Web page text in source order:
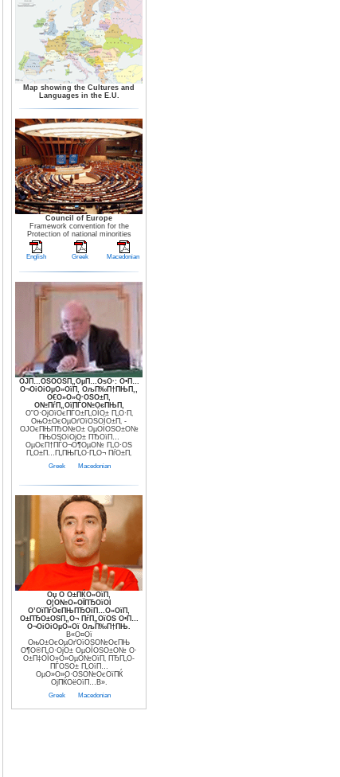
Map showing the Cultures and
Languages in the E.U.
Council of Europe
Framework convention for the
Protection of national minorities
English Greek Macedonian
ОЈП…ОЅО­ОЅП„ОµП…ОѕО·: О•П…
О¬ОіОіОµО»ОїП‚ ОљП‰П†ПЊП‚,
О€О»О»О·ОЅО±П‚
О№ПѓП„ОїПЃО№ОєПЊП‚
О”О·ОјОїОєПЃО±П„ОЇО± П„О·П‚
ОњО±ОєОµОґОїОЅОЇО±П‚ -
ОЈОєПЊПЂО№О± ОµОЇОЅО±О№
ПЊОЅОїОјО± ПЂОїП…
ОµОєП†ПЃО¬О¶ОµО№ П„О·ОЅ
П„О±П…П„ПЊП„О·П„О¬ ПѓО±П‚
Greek Macedonian
Оџ О О±ПЌО»ОїП‚
О¦О№О»ОЇПЂОїОІ
О’ОїПѓОєПЊПЂОїП…О»ОїП‚
О±ПЂО±ОЅП„О¬ ПѓП„ОїОЅ О•П…
О¬ОіОіОµО»Ої ОљП‰П†ПЊ.
В«О¤Ої
ОњО±ОєОµОґОїОЅО№ОєПЊ
О¶О®П„О·ОјО± ОµОЇОЅО±О№ О·
О±П‡ОЇО»О»ОµО№ОїП‚ ПЂП„О­
ПЃОЅО± П„ОїП…
ОµО»О»О·ОЅО№ОєОїПЌ
ОјПЌОёОїП…В».
Greek Macedonian